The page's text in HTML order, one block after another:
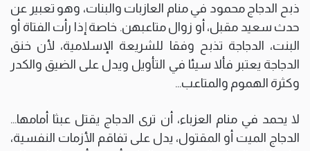
ذبح الدجاج محمود في منام العازبات والبنات، وهو تعبير عن
حدث سعيد مقبل، أو زوال متاعبهن. خاصة إذا رأت الفتاة أو
البنت، الدجاجة تذبح وفقا للشريعة الإسلامية، لأن خنق
الدجاجة يعتبر فألا سيئا في التأويل ويدل على الضيق والكدر
وكثرة الهموم والمتاعب…
لا يحمد في منام العزباء، أن ترى الدجاج يقتل عبثا أمامها…
الدجاج الميت أو المقتول، يدل على تفاقم الأزمات النفسية،